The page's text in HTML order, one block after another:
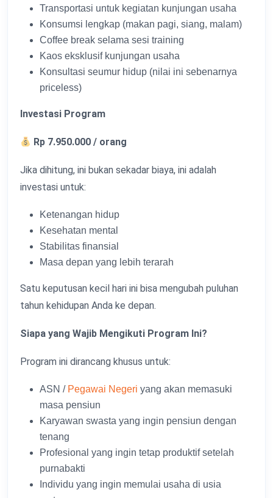
Transportasi untuk kegiatan kunjungan usaha
Konsumsi lengkap (makan pagi, siang, malam)
Coffee break selama sesi training
Kaos eksklusif kunjungan usaha
Konsultasi seumur hidup (nilai ini sebenarnya
priceless)
Investasi Program
Rp 7.950.000 / orang
Jika dihitung, ini bukan sekadar biaya, ini adalah
investasi untuk:
Ketenangan hidup
Kesehatan mental
Stabilitas finansial
Masa depan yang lebih terarah
Satu keputusan kecil hari ini bisa mengubah puluhan
tahun kehidupan Anda ke depan.
Siapa yang Wajib Mengikuti Program Ini?
Program ini dirancang khusus untuk:
ASN / Pegawai Negeri yang akan memasuki
masa pensiun
Karyawan swasta yang ingin pensiun dengan
tenang
Profesional yang ingin tetap produktif setelah
purnabakti
Individu yang ingin memulai usaha di usia